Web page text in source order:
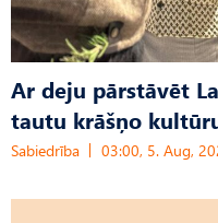
Ar deju pārstāvēt
tautu krāšņo
Sabiedrība 03:00, 5. Aug,